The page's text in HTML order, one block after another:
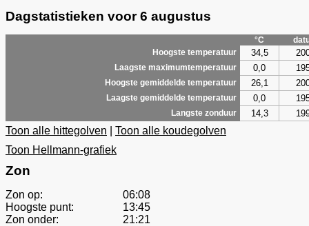
Dagstatistieken voor 6 augustus
°C
Hoogste temperatuur
34,5
Laagste maximumtemperatuur 0,0
Hoogste gemiddelde temperatuur 26,1
Laagste gemiddelde temperatuur 0,0
Langste zonduur 14,3
Toon alle hittegolven
Toon alle koudegolven
Toon Hellmann-grafiek
Zon
Zon op:
06:08
Hoogste punt:
13:45
Zon onder:
21:21